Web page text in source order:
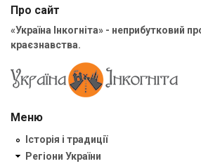
Про сайт
«Україна Інкогніта» - неприбутковий
краєзнавства.
Меню
Історія і традиції
Регіони України